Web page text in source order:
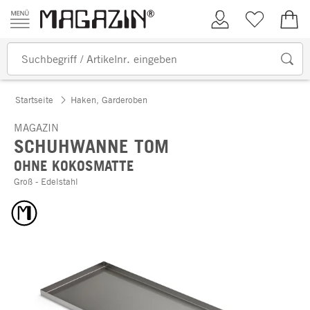
Zum Inhalt springen
Kundenkonto
Merkliste
Startseite Haken, Garderoben
MAGAZIN
SCHUHWANNE TOM
OHNE KOKOSMATTE
Groß - Edelstahl